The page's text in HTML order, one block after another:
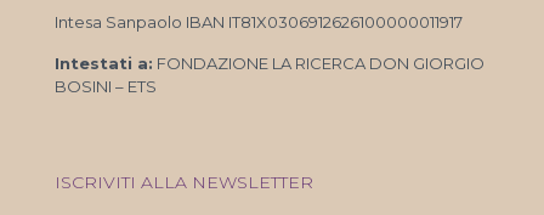
Intesa Sanpaolo IBAN IT81X0306912626100000011917
Intestati a: FONDAZIONE LA RICERCA DON GIORGIO
BOSINI – ETS
ISCRIVITI ALLA NEWSLETTER